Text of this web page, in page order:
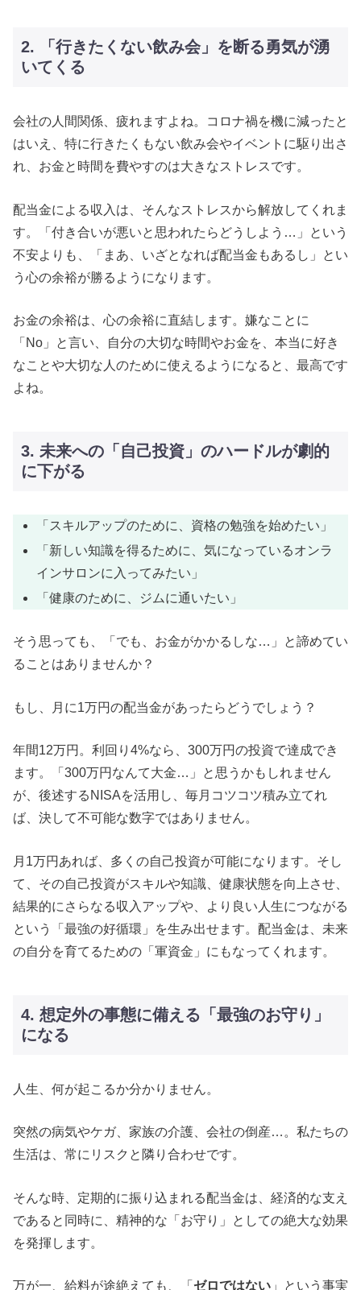
2. 「行きたくない飲み会」を断る勇気が湧
いてくる
会社の人間関係、疲れますよね。コロナ禍を機に減ったと
はいえ、特に行きたくもない飲み会やイベントに駆り出さ
れ、お金と時間を費やすのは大きなストレスです。
配当金による収入は、そんなストレスから解放してくれま
す。「付き合いが悪いと思われたらどうしよう…」という
不安よりも、「まあ、いざとなれば配当金もあるし」とい
う心の余裕が勝るようになります。
お金の余裕は、心の余裕に直結します。嫌なことに
「No」と言い、自分の大切な時間やお金を、本当に好き
なことや大切な人のために使えるようになると、最高です
よね。
3. 未来への「自己投資」のハードルが劇的
に下がる
「スキルアップのために、資格の勉強を始めたい」
「新しい知識を得るために、気になっているオンラ
インサロンに入ってみたい」
「健康のために、ジムに通いたい」
そう思っても、「でも、お金がかかるしな…」と諦めてい
ることはありませんか？
もし、月に1万円の配当金があったらどうでしょう？
年間12万円。利回り4%なら、300万円の投資で達成でき
ます。「300万円なんて大金…」と思うかもしれません
が、後述するNISAを活用し、毎月コツコツ積み立てれ
ば、決して不可能な数字ではありません。
月1万円あれば、多くの自己投資が可能になります。そし
て、その自己投資がスキルや知識、健康状態を向上させ、
結果的にさらなる収入アップや、より良い人生につながる
という「最強の好循環」を生み出せます。配当金は、未来
の自分を育てるための「軍資金」にもなってくれます。
4. 想定外の事態に備える「最強のお守り」
になる
人生、何が起こるか分かりません。
突然の病気やケガ、家族の介護、会社の倒産…。私たちの
生活は、常にリスクと隣り合わせです。
そんな時、定期的に振り込まれる配当金は、経済的な支え
であると同時に、精神的な「お守り」としての絶大な効果
を発揮します。
万が一、給料が途絶えても、「 ゼロではない 」という事実